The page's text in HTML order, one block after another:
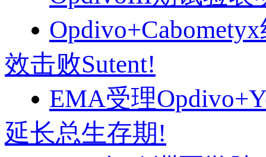
效击败Sutent!
EMA受理
延长总生存期!